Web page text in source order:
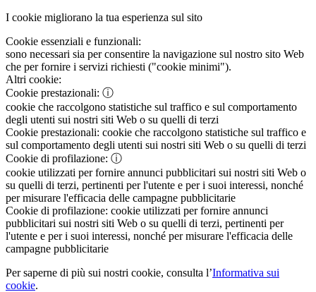
I cookie migliorano la tua esperienza sul sito
Cookie essenziali e funzionali:
sono necessari sia per consentire la navigazione sul nostro sito Web
che per fornire i servizi richiesti ("cookie minimi").
Altri cookie:
Cookie prestazionali: ⓘ
cookie che raccolgono statistiche sul traffico e sul comportamento
degli utenti sui nostri siti Web o su quelli di terzi
Cookie prestazionali: cookie che raccolgono statistiche sul traffico e
sul comportamento degli utenti sui nostri siti Web o su quelli di terzi
Cookie di profilazione: ⓘ
cookie utilizzati per fornire annunci pubblicitari sui nostri siti Web o
su quelli di terzi, pertinenti per l'utente e per i suoi interessi, nonché
per misurare l'efficacia delle campagne pubblicitarie
Cookie di profilazione: cookie utilizzati per fornire annunci
pubblicitari sui nostri siti Web o su quelli di terzi, pertinenti per
l'utente e per i suoi interessi, nonché per misurare l'efficacia delle
campagne pubblicitarie
Per saperne di più sui nostri cookie, consulta l’Informativa sui
cookie.